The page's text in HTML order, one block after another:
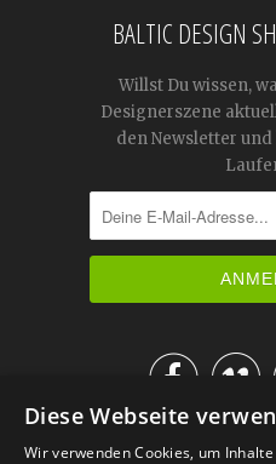
BALTIC DESIGN
Willst Du wissen,
Designerszene
den Newsletter

IM KATALOG
Diese Webseite
Wir verwenden Cookies, um